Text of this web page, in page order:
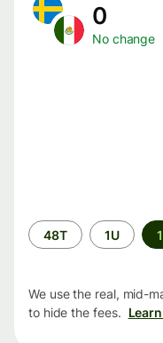
0
No change
Time
period
48T 1U
We use the real, mid-
to hide the fees.